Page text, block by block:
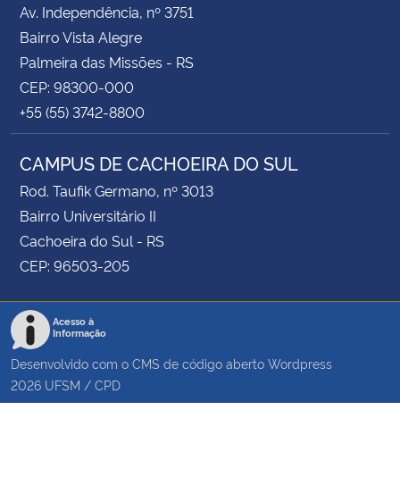
Av. Independência, nº 3751
Bairro Vista Alegre
Palmeira das Missões - RS
CEP: 98300-000
+55 (55) 3742-8800
CAMPUS DE CACHOEIRA DO SUL
Rod. Taufik Germano, nº 3013
Bairro Universitário II
Cachoeira do Sul - RS
CEP: 96503-205
Acesso à
Informação
Desenvolvido com o CMS de código aberto Wordpress
2026 UFSM / CPD